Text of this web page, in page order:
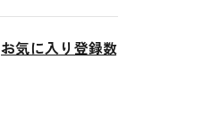
お気に入り登録数